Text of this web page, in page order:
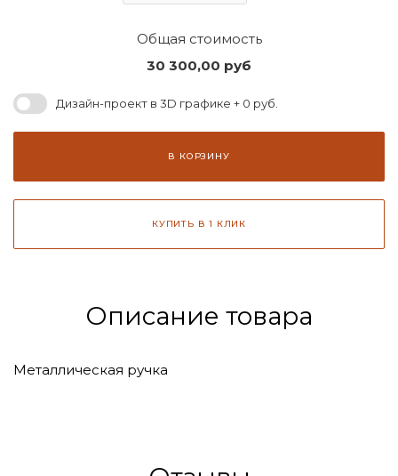
Общая стоимость
30 300,00 руб
Дизайн-проект в 3D графике + 0 руб.
В КОРЗИНУ
КУПИТЬ В 1 КЛИК
Описание товара
Металлическая ручка